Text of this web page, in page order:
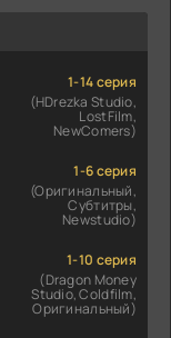
1-14 серия
(HDrezka Studio,
LostFilm,
NewComers)
1-6 серия
(Оригинальный,
Субтитры,
Newstudio)
1-10 серия
(Dragon Money
Studio, Coldfilm,
Оригинальный)